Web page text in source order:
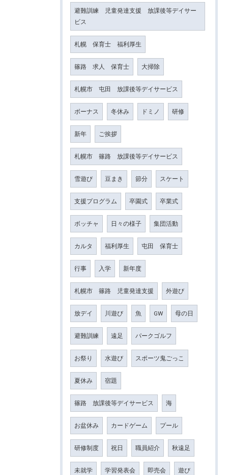
避難訓練 児童発達支援 放課後等デイサー
ビス
札幌 保育士 福利厚生
篠路 求人 保育士 大掃除
札幌市 屯田 放課後等デイサービス
ボーナス 冬休み ドミノ 研修
新年 ご挨拶
札幌市 篠路 放課後等デイサービス
雪遊び 豆まき 節分 スケート
支援プログラム 卒園式 卒業式
ボッチャ 日々の様子 集団活動
カルタ 福利厚生 屯田 保育士
行事 入学 新年度
札幌市 篠路 児童発達支援 外遊び
放デイ 川遊び 魚 GW 母の日
避難訓練 遠足 パークゴルフ
お祭り 水遊び スポーツ鬼ごっこ
夏休み 宿題
篠路 放課後等デイサービス 海
お盆休み カードゲーム プール
研修制度 祝日 職員紹介 秋遠足
未就学 学習発表会 即売会 遊び